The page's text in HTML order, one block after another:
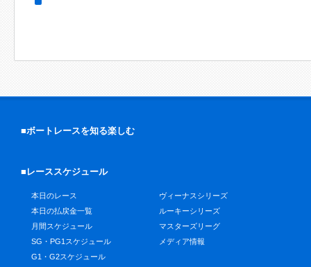
■ボートレースを知る楽しむ
■レーススケジュール
本日のレース
本日の払戻金一覧
月間スケジュール
SG・PG1スケジュール
G1・G2スケジュール
ヴィーナスシリーズ
ルーキーシリーズ
マスターズリーグ
メディア情報